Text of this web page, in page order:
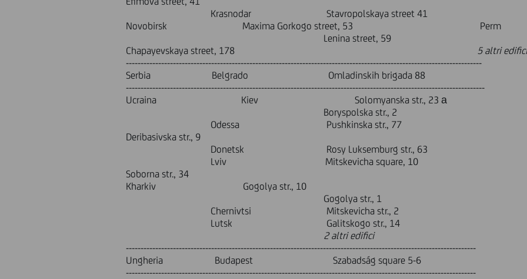
Krasnodar Stavropolskaya street
Novobirsk Maxima Gorkogo street, 53 Perm
Lenina street, 59
Chapayevskaya street, 178 5 altri
-------------------------------------------------------------------------------------------------------------------------
Serbia Belgrado Omladinskih brigada 88
--------------------------------------------------------------------------------------------------------------------------
Ucraina Kiev Solomyanska str., 23 а
Boryspolska str., 2
Odessa Pushkinska
Deribasivska str., 9
Donetsk Rosy Luksemburg str., 63
Lviv Mitskevicha square, 10
Soborna str., 34
Kharkiv Gogolya str., 10
Gogolya str., 1
Chernivtsi Mitskevicha str., 2
Lutsk Galitskogo str., 14
2 altri edifici
-----------------------------------------------------------------------------------------------------------------------
Ungheria Budapest Szabadság square 5-6
-----------------------------------------------------------------------------------------------------------------------